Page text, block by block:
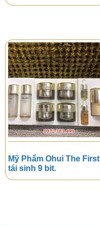
Mỹ Phẩm Ohui The First
tái sinh 9 bit.